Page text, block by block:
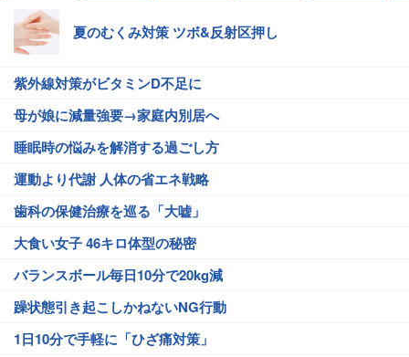
夏のむくみ対策 ツボ&反射区押し
紫外線対策がビタミンD不足に
母が娘に減量強要→家庭内別居へ
睡眠時の悩みを解消する過ごし方
運動より代謝 人体の省エネ戦略
歯科の保健治療を巡る「大嘘」
大食い女子 46キロ体型の秘密
バランスボール毎日10分で20kg減
躁状態引き起こしかねないNG行動
1日10分で手軽に「ひざ痛対策」